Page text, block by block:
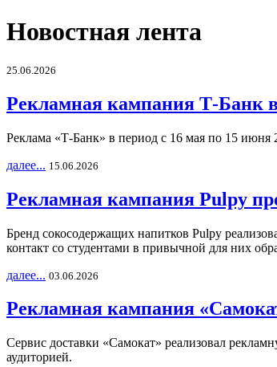
Новостная лента
25.06.2026
Рекламная кампания Т-Банк
Реклама «Т-Банк» в период с 16 мая по 15 июня
далее... 15.06.2026
Рекламная кампания Pulpy
Бренд сокосодержащих напитков Pulpy
контакт со студентами в привычной для них
далее... 03.06.2026
Рекламная кампания
Сервис доставки «Самокат» реализовал
аудиторией.